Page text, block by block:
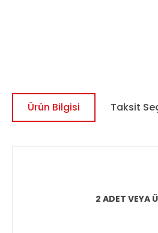
Ürün Bilgisi Taksit
2 ADET VEYA